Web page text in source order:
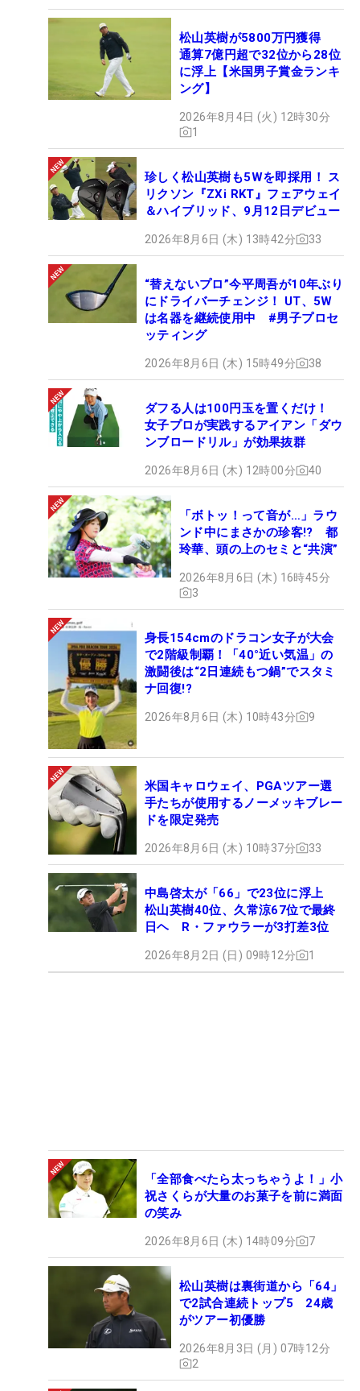
松山英樹が5800万円獲得
通算7億円超で32位から28位
に浮上【米国男子賞金ランキ
ング】
2026年8月4日 (火) 12時30分
1
珍しく松山英樹も5Wを即採用！ ス
リクソン『ZXi RKT』フェアウェイ
＆ハイブリッド、9月12日デビュー
2026年8月6日 (木) 13時42分 33
“替えないプロ”今平周吾が10年ぶり
にドライバーチェンジ！ UT、5W
は名器を継続使用中 #男子プロセ
ッティング
2026年8月6日 (木) 15時49分 38
ダフる人は100円玉を置くだけ！
女子プロが実践するアイアン「ダウ
ンブロードリル」が効果抜群
2026年8月6日 (木) 12時00分 40
「ボトッ！って音が…」ラウ
ンド中にまさかの珍客!? 都
玲華、頭の上のセミと“共演”
2026年8月6日 (木) 16時45分
3
身長154cmのドラコン女子が大会
で2階級制覇！「40°近い気温」の
激闘後は“2日連続もつ鍋”でスタミ
ナ回復!?
2026年8月6日 (木) 10時43分 9
米国キャロウェイ、PGAツアー選
手たちが使用するノーメッキブレー
ドを限定発売
2026年8月6日 (木) 10時37分 33
中島啓太が「66」で23位に浮上
松山英樹40位、久常涼67位で最終
日ヘ R・ファウラーが3打差3位
2026年8月2日 (日) 09時12分 1
「全部食べたら太っちゃうよ！」小
祝さくらが大量のお菓子を前に満面
の笑み
2026年8月6日 (木) 14時09分 7
松山英樹は裏街道から「64」
で2試合連続トップ5 24歳
がツアー初優勝
2026年8月3日 (月) 07時12分
2